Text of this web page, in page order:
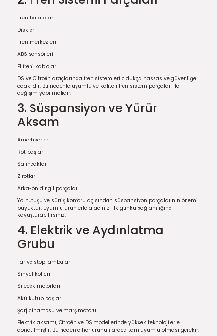
Fren balataları
Diskler
Fren merkezleri
ABS sensörleri
El freni kabloları
DS ve Citroën araçlarında fren sistemleri oldukça hassas ve güvenliğe
odaklıdır. Bu nedenle uyumlu ve kaliteli fren sistem parçaları ile
değişim yapılmalıdır.
3. Süspansiyon ve Yürür
Aksam
Amortisörler
Rot başları
Salıncaklar
Z rotlar
Arka-ön dingil parçaları
Yol tutuşu ve sürüş konforu açısından süspansiyon parçalarının önemi
büyüktür. Uyumlu ürünlerle aracınızı ilk günkü sağlamlığına
kavuşturabilirsiniz.
4. Elektrik ve Aydınlatma
Grubu
Far ve stop lambaları
Sinyal kolları
Silecek motorları
Akü kutup başları
Şarj dinamosu ve marş motoru
Elektrik aksamı, Citroën ve DS modellerinde yüksek teknolojilerle
donatılmıştır. Bu nedenle her ürünün araca tam uyumlu olması gerekir.